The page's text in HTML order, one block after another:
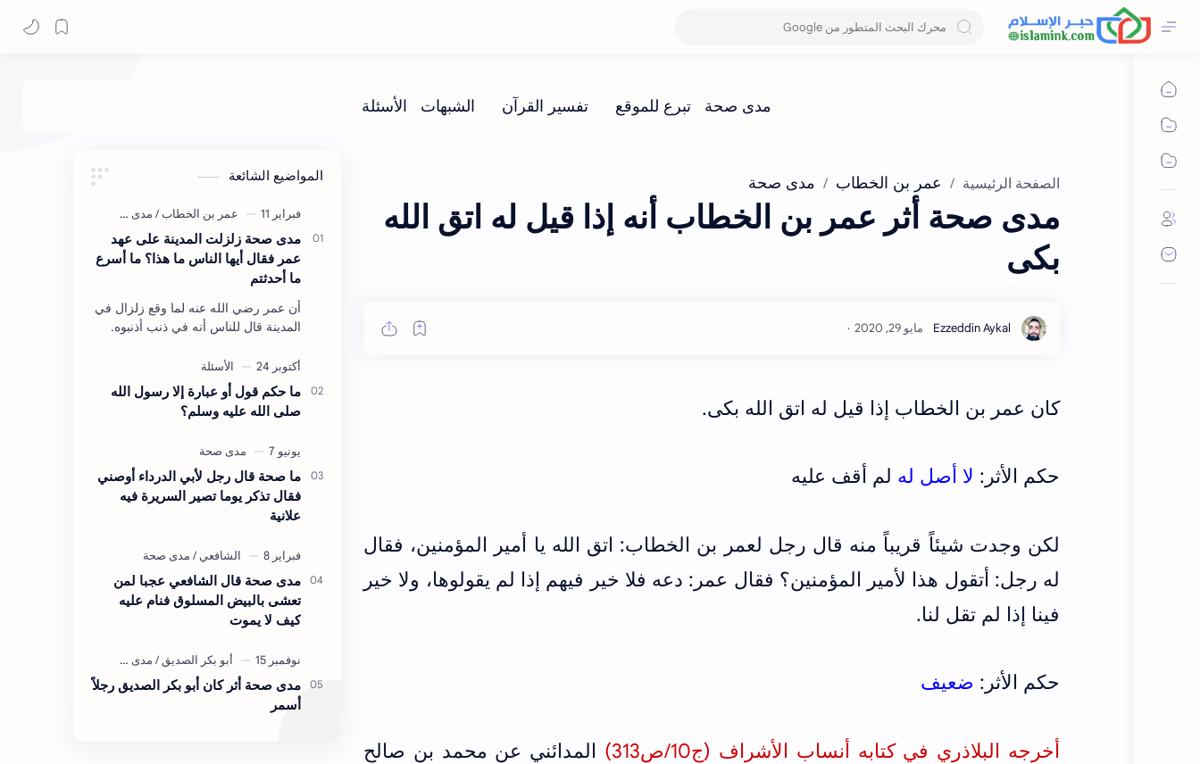
الصفحة الرئيسية عمر بن الخطاب مدى صحة
مدى صحة أثر عمر بن الخطاب أنه إذا قيل له اتق الله
بكى
كان عمر بن الخطاب إذا قيل له اتق الله بكى.
حكم الأثر: لا أصل له لم أقف عليه
لكن وجدت شيئاً قريباً منه قال رجل لعمر بن الخطاب: اتق الله يا أمير المؤمنين، فقال
له رجل: أتقول هذا لأمير المؤمنين؟ فقال عمر: دعه فلا خير فيهم إذا لم يقولوها، ولا خير
فينا إذا لم تقل لنا.
حكم الأثر: ضعيف
أخرجه البلاذري في كتابه أنساب الأشراف (ج10/ص313)
المدائني عن محمد بن صالح
المواضيع الشائعة
مدى صحة زلزلت المدينة على عهد
عمر فقال أيها الناس ما هذا؟ ما أسرع
ما أحدثتم
أن عمر رضي الله عنه لما وقع زلزال في
المدينة قال للناس أنه في ذنب أذنبوه.
معناه أخرجه ابن أبي الدنيا في العقوبات
(ص3…
ما حكم قول أو عبارة إلا رسول الله
صلى الله عليه وسلم؟
ما صحة قال رجل لأبي الدرداء أوصني
فقال تذكر يوما تصير السريرة فيه
علانية
مدى صحة قال الشافعي عجبا لمن
تعشى بالبيض المسلوق فنام عليه
كيف لا يموت
مدى صحة أثر كان أبو بكر الصديق رجلاً
أسمر